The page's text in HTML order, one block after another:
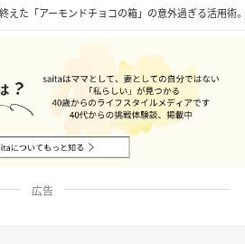
えた「アーモンドチョコの箱」の意外過ぎる活用術
広告